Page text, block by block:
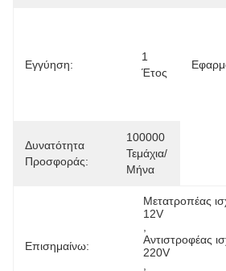
Εγγύηση:
1
Έτος
Δυνατότητα
Προσφοράς:
100000
Τεμάχια/
Μήνα
Επισημαίνω:
Μετατροπέας
12V
Αντιστροφέας
220V